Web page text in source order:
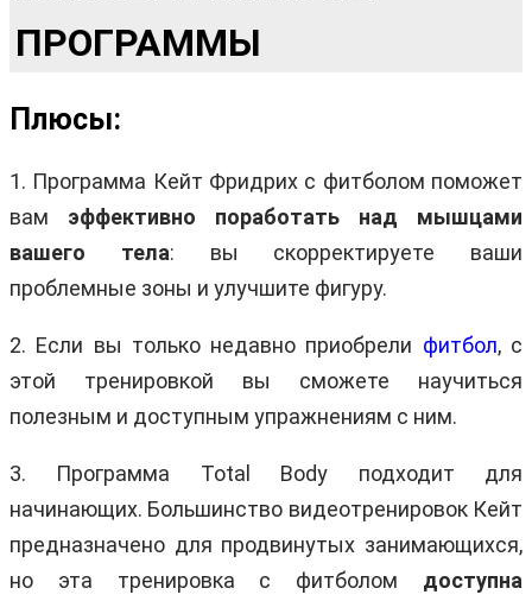
ПРОГРАММЫ
Плюсы:
1. Программа Кейт Фридрих с фитболом поможет
вам эффективно поработать над мышцами
вашего тела: вы скорректируете ваши
проблемные зоны и улучшите фигуру.
2. Если вы только недавно приобрели фитбол, с
этой тренировкой вы сможете научиться
полезным и доступным упражнениям с ним.
3. Программа Total Body подходит для
начинающих. Большинство видеотренировок Кейт
предназначено для продвинутых занимающихся,
но эта тренировка с фитболом доступна